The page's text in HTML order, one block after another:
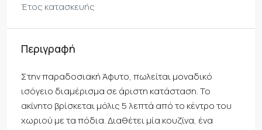
Έτος κατασκευής
Περιγραφή
Στην παραδοσιακή Άφυτο, πωλείται μοναδικό
ισόγειο διαμέρισμα σε άριστη κατάσταση. Το
ακίνητο βρίσκεται μόλις 5 λεπτά από το κέντρο του
χωριού με τα πόδια. Διαθέτει μία κουζίνα, ένα